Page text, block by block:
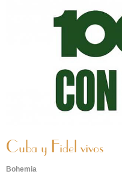
Cuba y Fidel vivos
Bohemia